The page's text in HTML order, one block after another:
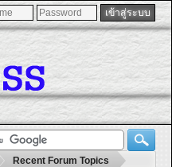
Recent Forum Topics